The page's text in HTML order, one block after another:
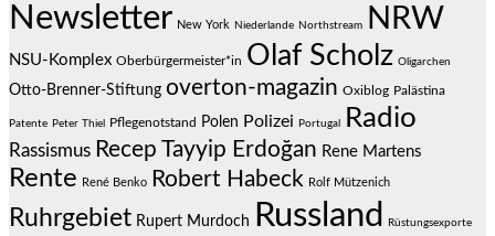
Newsletter New York Niederlande Northstream NRW
NSU-Komplex Oberbürgermeister*in Olaf Scholz Oligarchen
Otto-Brenner-Stiftung overton-magazin Oxiblog Palästina
Patente Peter Thiel Pflegenotstand Polen Polizei Portugal Radio
Rassismus Recep Tayyip Erdoğan Rene Martens
Rente René Benko Robert Habeck Rolf Mützenich
Ruhrgebiet Rupert Murdoch Russland Rüstungsexporte